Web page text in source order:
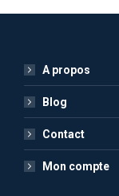
A propos
Blog
Contact
Mon compte